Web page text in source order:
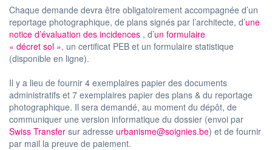
Chaque demande devra être obligatoirement accompagnée d’un
reportage photographique, de plans signés par l’architecte, d’une
notice d’évaluation des incidences , d’un formulaire
« décret sol », un certificat PEB et un formulaire statistique
(disponible en ligne).
Il y a lieu de fournir 4 exemplaires papier des documents
administratifs et 7 exemplaires papier des plans & du reportage
photographique. Il sera demandé, au moment du dépôt, de
communiquer une version informatique du dossier (envoi par
Swiss Transfer sur adresse urbanisme@soignies.be) et de fournir
par mail la preuve de paiement.